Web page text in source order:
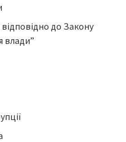
до Закону
влади”